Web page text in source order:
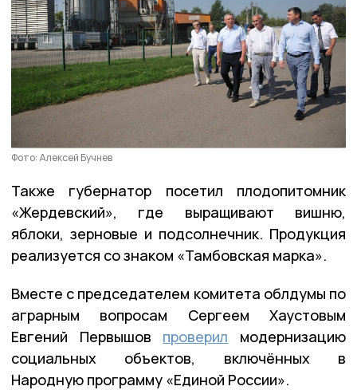
Фото: Алексей Бучнев
Также губернатор посетил плодопитомник
«Жердевский», где выращивают вишню,
яблоки, зерновые и подсолнечник. Продукция
реализуется со знаком «Тамбовская марка».
Вместе с председателем комитета облдумы по
аграрным вопросам Сергеем Хаустовым
Евгений Первышов проверил модернизацию
социальных объектов, включённых в
Народную программу «Единой России».